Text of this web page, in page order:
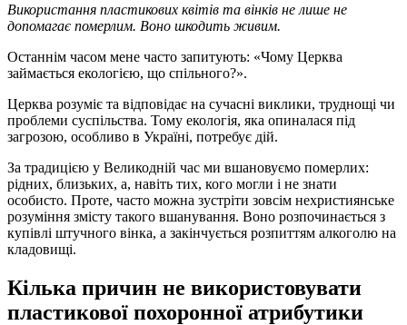
Використання пластикових квітів та вінків не лише не
допомагає померлим. Воно шкодить живим.
Останнім часом мене часто запитують: «Чому Церква
займається екологією, що спільного?».
Церква розуміє та відповідає на сучасні виклики, труднощі чи
проблеми суспільства. Тому екологія, яка опиналася під
загрозою, особливо в Україні, потребує дій.
За традицією у Великодній час ми вшановуємо померлих:
рідних, близьких, а, навіть тих, кого могли і не знати
особисто. Проте, часто можна зустріти зовсім нехристиянське
розуміння змісту такого вшанування. Воно розпочинається з
купівлі штучного вінка, а закінчується розпиттям алкоголю на
кладовищі.
Кілька причин не використовувати
пластикової похоронної атрибутики